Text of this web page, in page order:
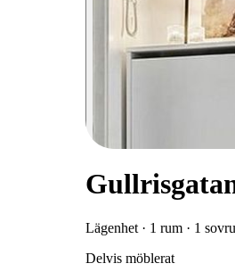
Lägenhet · 1 rum · 1
Delvis möblerat